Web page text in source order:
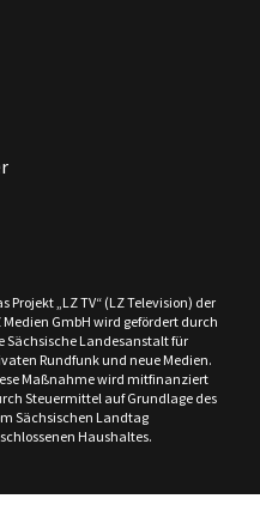
Projekt „LZ TV“ (LZ Television) der
Medien GmbH wird gefördert durch
Sächsische Landesanstalt für
Rundfunk und neue Medien.
Maßnahme wird mitfinanziert
Steuermittel auf Grundlage des
Sächsischen Landtag
Haushaltes.